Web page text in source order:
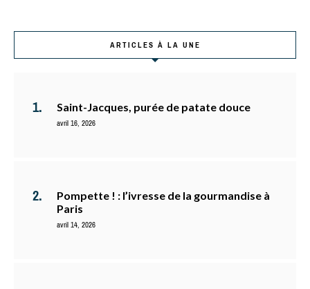
ARTICLES À LA UNE
Saint-Jacques, purée de patate douce
avril 16, 2026
Pompette ! : l’ivresse de la gourmandise à
Paris
avril 14, 2026